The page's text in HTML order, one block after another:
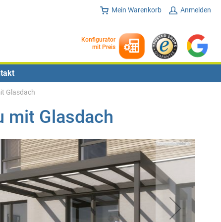
Anmelden
Mein Warenkorb
Konfigurator
mit Preis
Glasdach
mit Glasdach